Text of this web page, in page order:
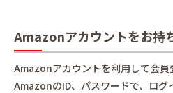
Amazonアカウントをお持
Amazonアカウントを利用して会員
AmazonのID、パスワードで、ログ